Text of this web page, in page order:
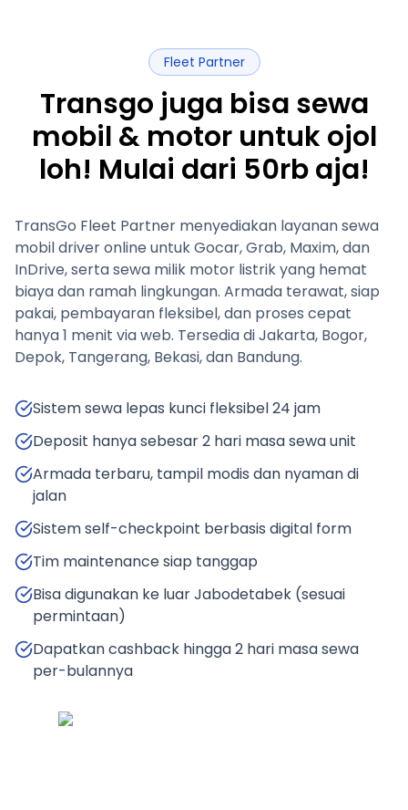
Fleet Partner
Transgo juga bisa sewa
mobil & motor untuk ojol
loh! Mulai dari 50rb aja!
TransGo Fleet Partner menyediakan layanan sewa
mobil driver online untuk Gocar, Grab, Maxim, dan
InDrive, serta sewa milik motor listrik yang hemat
biaya dan ramah lingkungan. Armada terawat, siap
pakai, pembayaran fleksibel, dan proses cepat
hanya 1 menit via web. Tersedia di Jakarta, Bogor,
Depok, Tangerang, Bekasi, dan Bandung.
Sistem sewa lepas kunci fleksibel 24 jam
Deposit hanya sebesar 2 hari masa sewa unit
Armada terbaru, tampil modis dan nyaman di
jalan
Sistem self-checkpoint berbasis digital form
Tim maintenance siap tanggap
Bisa digunakan ke luar Jabodetabek (sesuai
permintaan)
Dapatkan cashback hingga 2 hari masa sewa
per-bulannya